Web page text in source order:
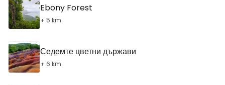
Ebony Forest
+ 5 km
Седемте цветни държави
+ 6 km